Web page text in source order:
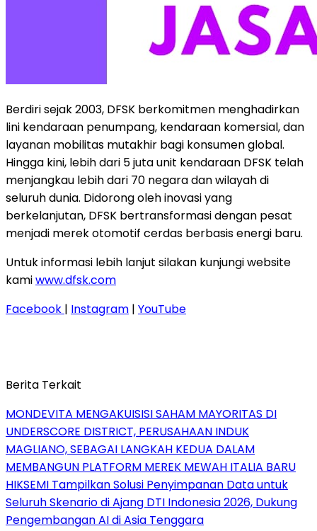
Berdiri sejak 2003, DFSK berkomitmen menghadirkan
lini kendaraan penumpang, kendaraan komersial, dan
layanan mobilitas mutakhir bagi konsumen global.
Hingga kini, lebih dari 5 juta unit kendaraan DFSK telah
menjangkau lebih dari 70 negara dan wilayah di
seluruh dunia. Didorong oleh inovasi yang
berkelanjutan, DFSK bertransformasi dengan pesat
menjadi merek otomotif cerdas berbasis energi baru.
Untuk informasi lebih lanjut silakan kunjungi website
kamiwww.dfsk.com
Facebook | Instagram | YouTube
Berita Terkait
MONDEVITA MENGAKUISISI SAHAM MAYORITAS DI
UNDERSCORE DISTRICT, PERUSAHAAN INDUK
MAGLIANO, SEBAGAI LANGKAH KEDUA DALAM
MEMBANGUN PLATFORM MEREK MEWAH ITALIA BARU
HIKSEMI Tampilkan Solusi Penyimpanan Data untuk
Seluruh Skenario di Ajang DTI Indonesia 2026, Dukung
Pengembangan AI di Asia Tenggara